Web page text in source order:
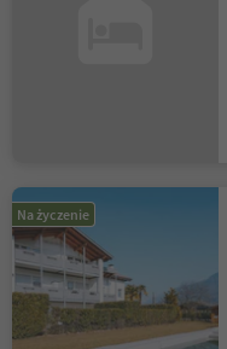
Na życzenie